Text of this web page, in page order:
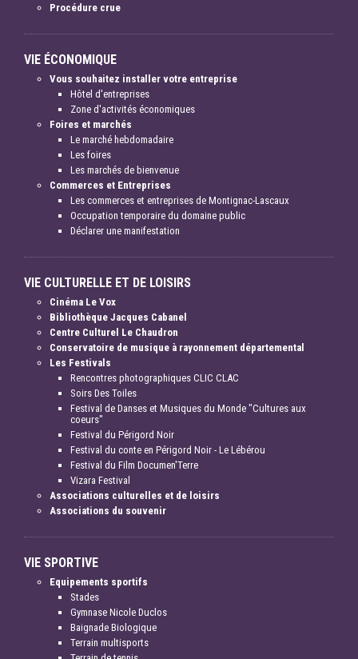
Procédure crue
VIE ÉCONOMIQUE
Vous souhaitez installer votre entreprise
Hôtel d'entreprises
Zone d'activités économiques
Foires et marchés
Le marché hebdomadaire
Les foires
Les marchés de bienvenue
Commerces et Entreprises
Les commerces et entreprises de Montignac-Lascaux
Occupation temporaire du domaine public
Déclarer une manifestation
VIE CULTURELLE ET DE LOISIRS
Cinéma Le Vox
Bibliothèque Jacques Cabanel
Centre Culturel Le Chaudron
Conservatoire de musique à rayonnement départemental
Les Festivals
Rencontres photographiques CLIC CLAC
Soirs Des Toiles
Festival de Danses et Musiques du Monde "Cultures aux
coeurs"
Festival du Périgord Noir
Festival du conte en Périgord Noir - Le Lébérou
Festival du Film Documen'Terre
Vizara Festival
Associations culturelles et de loisirs
Associations du souvenir
VIE SPORTIVE
Equipements sportifs
Stades
Gymnase Nicole Duclos
Baignade Biologique
Terrain multisports